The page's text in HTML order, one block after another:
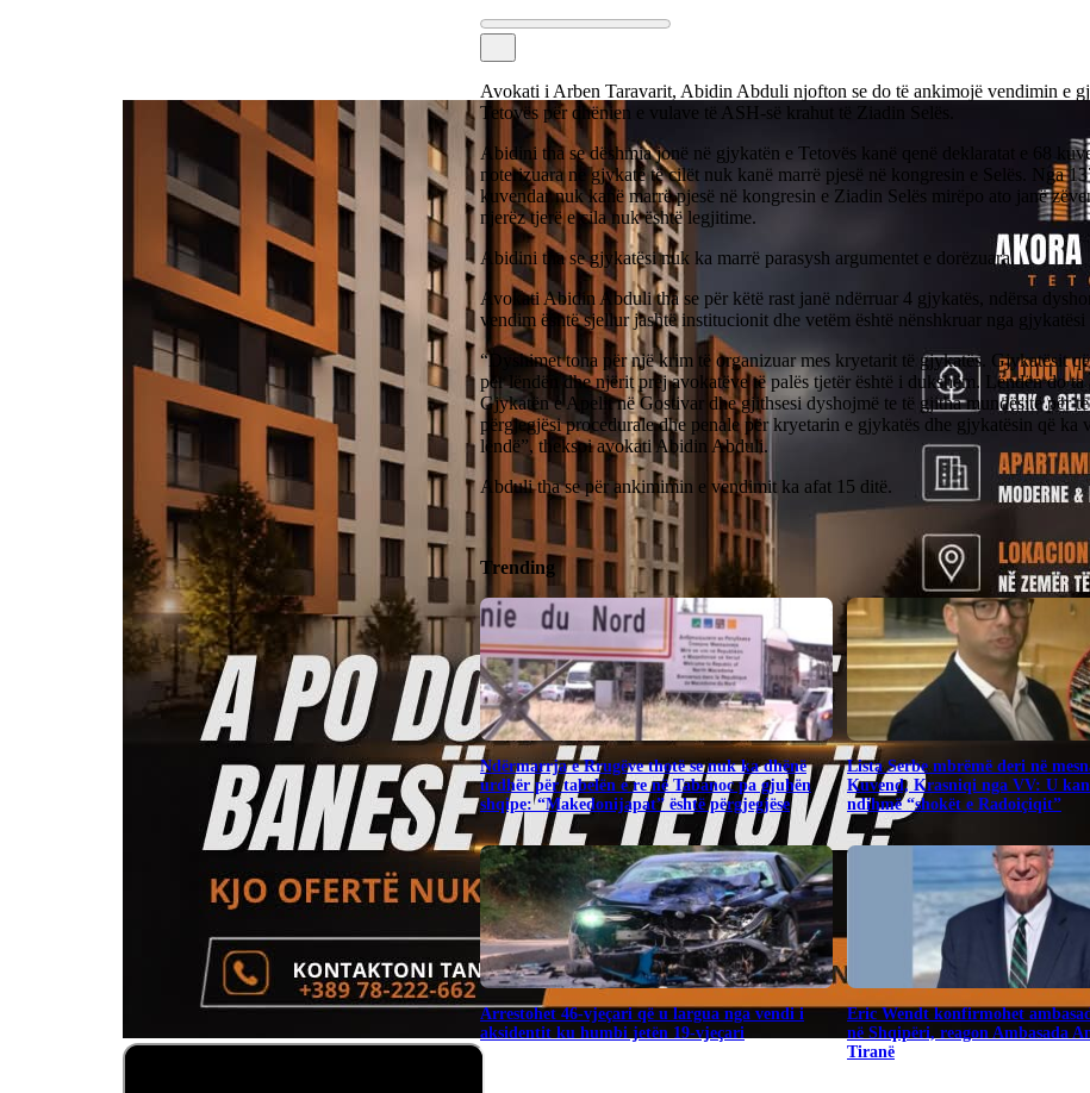
Avokati i Arben Taravarit, Abidin Abduli njofton se do të ankimojë vendimin e
Tetovës për dhënien e vulave të ASH-së krahut të Ziadin Selës.
Abidini tha se dëshmia jonë në gjykatën e Tetovës kanë qenë deklaratat e 68
noterizuara në gjykatë të cilët nuk kanë marrë pjesë në kongresin e Selës. Nga
kuvendar nuk kanë marrë pjesë në kongresin e Ziadin Selës mirëpo ato janë
njerëz tjerë e cila nuk është legjitime.
Abidini tha se gjykatësi nuk ka marrë parasysh argumentet e dorëzuara.
Avokati Abidin Abduli tha se për këtë rast janë ndërruar 4 gjykatës, ndërsa
vendim është sjellur jashtë institucionit dhe vetëm është nënshkruar nga
“Dyshimet tona për një krim të organizuar mes kryetarit të gjykatës. Gjykatësit
për lëndën dhe njërit prej avokatëve të palës tjetër është i dukshëm. Lëndën do
Gjykatën e Apelit në Gostivar dhe gjithsesi dyshojmë te të gjitha mundësitë për
përgjegjësi procedurale dhe penale për kryetarin e gjykatës dhe gjykatësin që ka
lëndë”, theksoi avokati Abidin Abduli.
Abduli tha se për ankimimin e vendimit ka afat 15 ditë.
Trending
Ndërmarrja e Rrugëve thotë se nuk ka dhënë
urdhër për tabelën e re në Tabanoc pa gjuhën
shqipe: “Makedonijapat” është përgjegjëse
​Lista Serbe mbrëmë deri në
Kuvend, Krasniqi nga VV: U
ndihmë “shokët e Radoiçiqit”
Arrestohet 46-vjeçari që u largua nga vendi i
aksidentit ku humbi jetën 19-vjeçari
Eric Wendt konfirmohet
në Shqipëri, reagon Ambasada
Tiranë